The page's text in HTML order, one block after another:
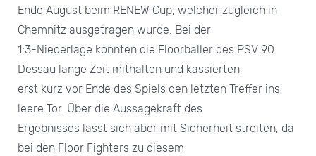
Ende August beim RENEW Cup, welcher zugleich in
Chemnitz ausgetragen wurde. Bei der
1:3-Niederlage konnten die Floorballer des PSV 90
Dessau lange Zeit mithalten und kassierten
erst kurz vor Ende des Spiels den letzten Treffer ins
leere Tor. Über die Aussagekraft des
Ergebnisses lässt sich aber mit Sicherheit streiten, da
bei den Floor Fighters zu diesem